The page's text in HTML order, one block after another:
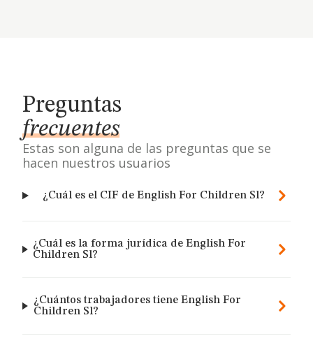
Preguntas
frecuentes
Estas son alguna de las preguntas que se
hacen nuestros usuarios
¿Cuál es el CIF de English For Children Sl?
¿Cuál es la forma jurídica de English For
Children Sl?
¿Cuántos trabajadores tiene English For
Children Sl?